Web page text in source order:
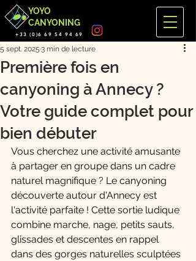
YOYO
CANYONING
+33 (0)6 69 54 94 69
Première fois en
canyoning à Annecy ?
Votre guide complet pour
bien débuter
5 sept. 2025 3 min de lecture
Vous cherchez une activité amusante
à partager en groupe dans un cadre
naturel magnifique ? Le canyoning
découverte autour d'Annecy est
l'activité parfaite ! Cette sortie ludique
combine marche, nage, petits sauts,
glissades et descentes en rappel
dans des gorges naturelles sculptées